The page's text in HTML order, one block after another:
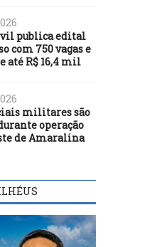
27/12/17
EM BUSCA DA PAZ. Por
Fernando Arêas
publica edital
com 750 vagas e
até R$ 16,4 mil
militares são
operação
de Amaralina